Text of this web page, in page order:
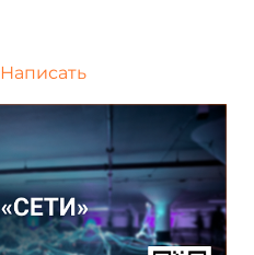
Написать